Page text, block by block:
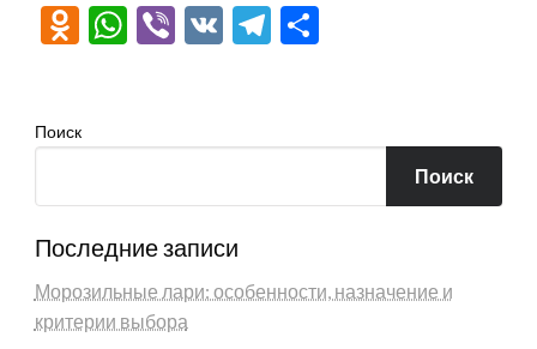
Odnoklassniki
WhatsApp
Viber
VK Telegram
Поиск
Поиск
Последние записи
Морозильные лари: особенности, назначение и
критерии выбора